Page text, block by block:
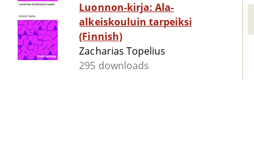
Luonnon-kirja: Ala-
alkeiskouluin tarpeiksi
(Finnish)
Zacharias Topelius
295 downloads